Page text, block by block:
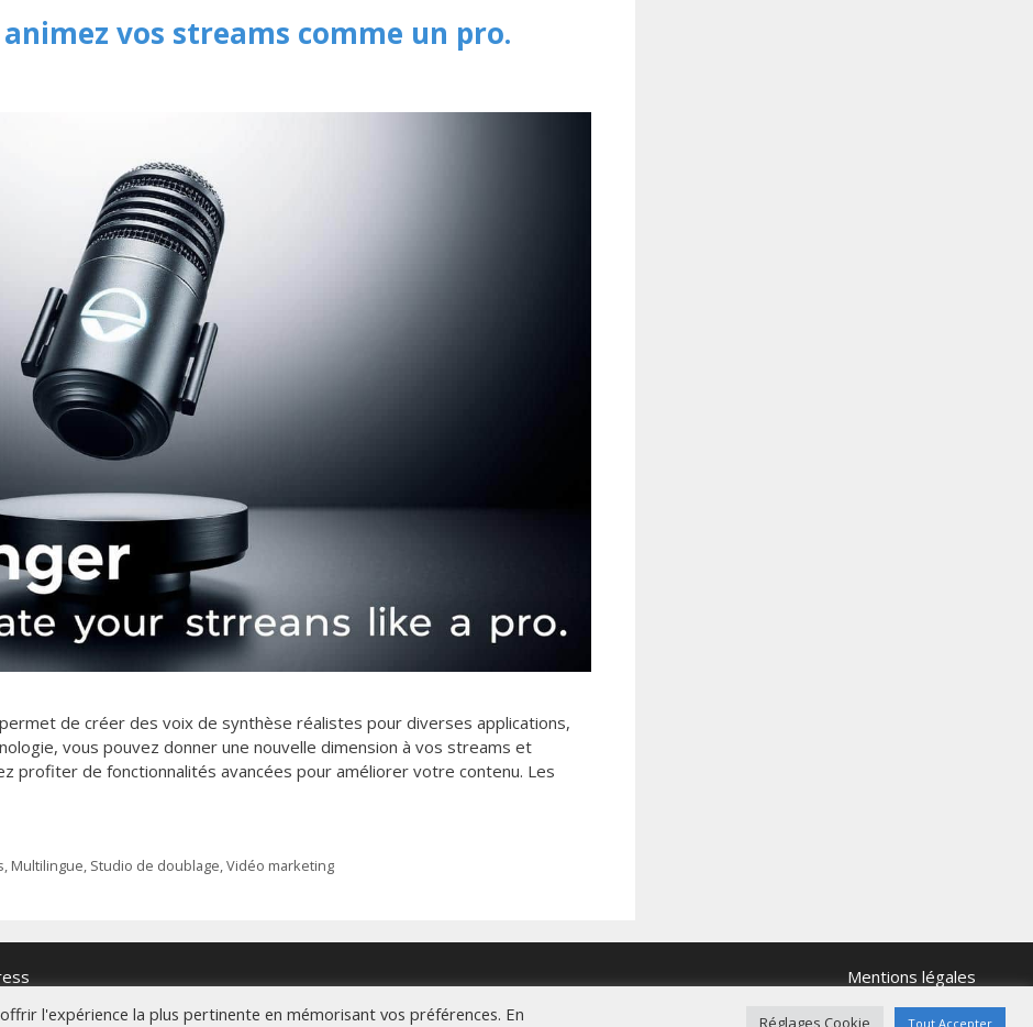
vos streams comme un pro.
de créer des voix de synthèse réalistes pour diverses applications,
vous pouvez donner une nouvelle dimension à vos streams et
profiter de fonctionnalités avancées pour améliorer votre contenu. Les
, Multilingue, Studio de doublage,Vidéo marketing
Mentions légales
l'expérience la plus pertinente en mémorisant vos préférences. En
Réglages Cookie Tout Accepter